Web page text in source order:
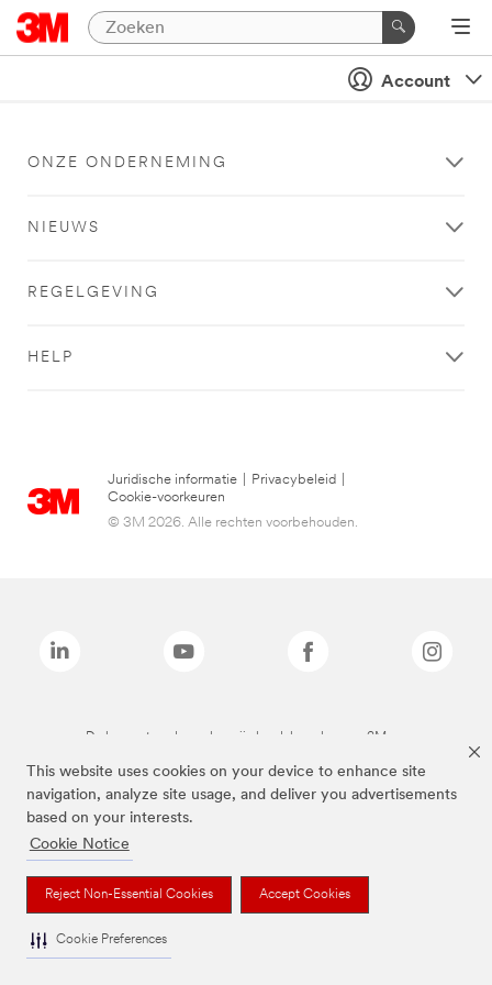
This website uses cookies on your device to enhance site
navigation, analyze site usage, and deliver you advertisements
based on your interests.
Cookie Notice
Reject Non-Essential Cookies Accept Cookies
Cookie Preferences
Account
ONZE ONDERNEMING
NIEUWS
REGELGEVING
HELP
Juridische informatie Privacybeleid
Cookie-voorkeuren
© 3M 2026. Alle rechten voorbehouden.
De bovenstaande merken zijn handelsmerken van 3M.we